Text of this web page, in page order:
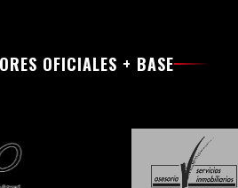
OFICIALES + BASE